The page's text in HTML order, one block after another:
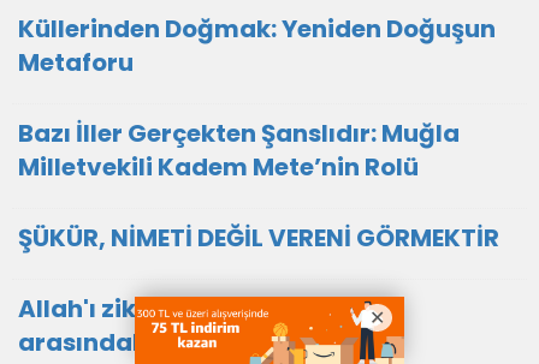
Küllerinden Doğmak: Yeniden Doğuşun
Metaforu
Bazı İller Gerçekten Şanslıdır: Muğla
Milletvekili Kadem Mete’nin Rolü
ŞÜKÜR, NİMETİ DEĞİL VERENİ GÖRMEKTİR
Allah'ı zikreden ile zikretmeyen
arasındaki fark